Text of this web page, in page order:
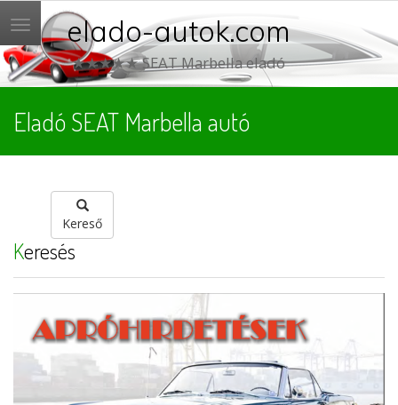
Menü elado-autok.com
★★★★★ SEAT Marbella eladó
Eladó SEAT Marbella autó
Kereső
Keresés